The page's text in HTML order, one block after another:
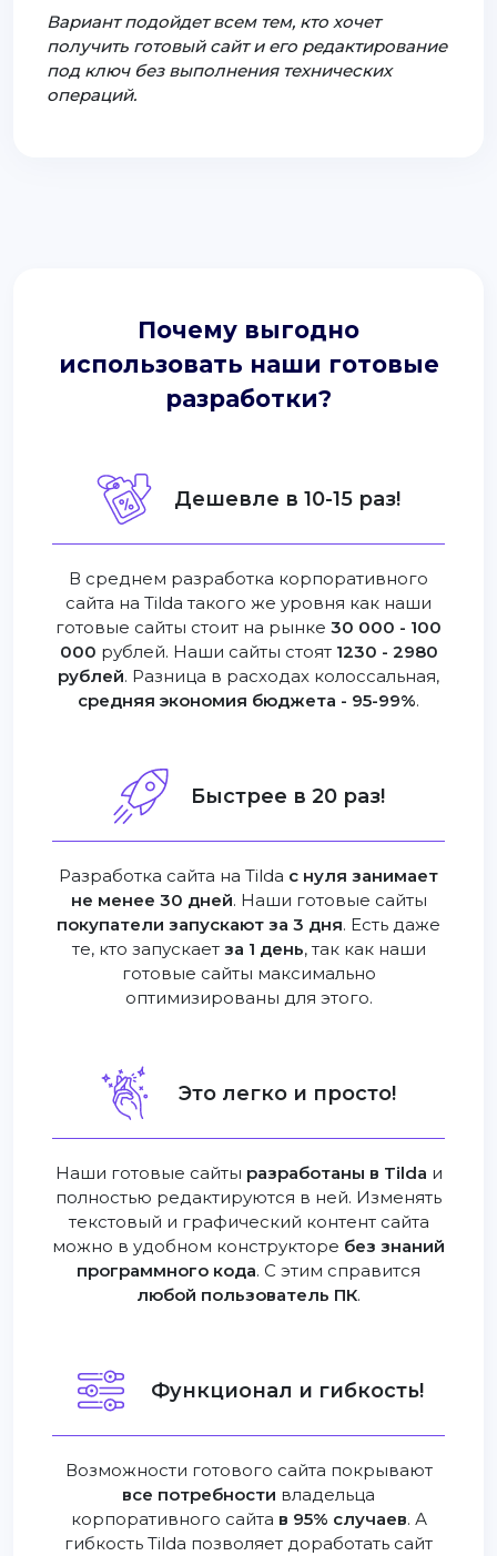
Вариант подойдет всем тем, кто хочет
получить готовый сайт и его редактирование
под ключ без выполнения технических
операций.
Почему выгодно
использовать наши готовые
разработки?
Дешевле в 10-15 раз!
В среднем разработка корпоративного
сайта на Tilda такого же уровня как наши
готовые сайты стоит на рынке 30 000 - 100
000 рублей. Наши сайты стоят 1230 - 2980
рублей. Разница в расходах колоссальная,
средняя экономия бюджета - 95-99%.
Быстрее в 20 раз!
Разработка сайта на Tilda с нуля занимает
не менее 30 дней. Наши готовые сайты
покупатели запускают за 3 дня. Есть даже
те, кто запускает за 1 день, так как наши
готовые сайты максимально
оптимизированы для этого.
Это легко и просто!
Наши готовые сайты разработаны в Tilda и
полностью редактируются в ней. Изменять
текстовый и графический контент сайта
можно в удобном конструкторе без знаний
программного кода. С этим справится
любой пользователь ПК.
Функционал и гибкость!
Возможности готового сайта покрывают
все потребности владельца
корпоративного сайта в 95% случаев. А
гибкость Tilda позволяет доработать сайт